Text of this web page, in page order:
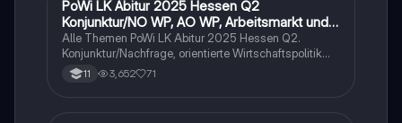
Wirtschaft und Recht
PoWi LK Abitur 2025 Hessen Q2
Konjunktur/NO WP, AO WP, Arbeitsmarkt und
Traifpolitik
Alle Themen PoWi LK Abitur 2025 Hessen Q2.
Konjunktur/Nachfrage, orientierte Wirtschaftspolitik
von Keynes. Angebot orientierte Wirtschaftspolitik von
Milton, Friedman und nachhaltiger
11 3,652 71